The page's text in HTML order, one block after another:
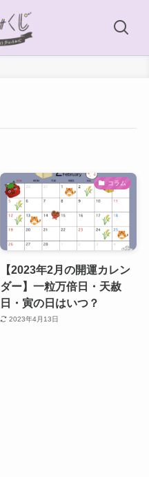
コラム
【2023年2月の開運カレン
ダー】一粒万倍日・天赦
日・寅の日はいつ？
2023年4月13日